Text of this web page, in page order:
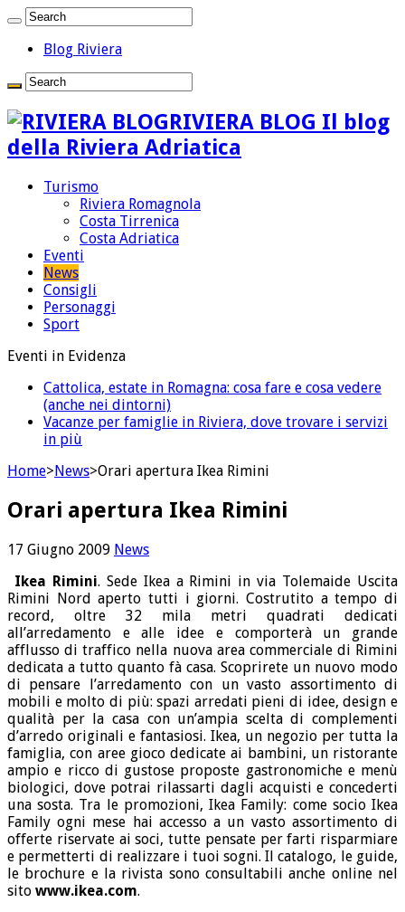
Blog Riviera
RIVIERA BLOG Il blog
della Riviera Adriatica
Turismo
Riviera Romagnola
Costa Tirrenica
Costa Adriatica
Eventi
News
Consigli
Personaggi
Sport
Eventi in Evidenza
Cattolica, estate in Romagna: cosa fare e cosa vedere
(anche nei dintorni)
Vacanze per famiglie in Riviera, dove trovare i servizi
in più
Home>News>Orari apertura Ikea Rimini
Orari apertura Ikea Rimini
17 Giugno 2009 News
Ikea Rimini. Sede Ikea a Rimini in via Tolemaide Uscita
Rimini Nord aperto tutti i giorni. Costrutito a tempo di
record, oltre 32 mila metri quadrati dedicati
all’arredamento e alle idee e comporterà un grande
afflusso di traffico nella nuova area commerciale di Rimini
dedicata a tutto quanto fà casa. Scoprirete un nuovo modo
di pensare l’arredamento con un vasto assortimento di
mobili e molto di più: spazi arredati pieni di idee, design e
qualità per la casa con un’ampia scelta di complementi
d’arredo originali e fantasiosi. Ikea, un negozio per tutta la
famiglia, con aree gioco dedicate ai bambini, un ristorante
ampio e ricco di gustose proposte gastronomiche e menù
biologici, dove potrai rilassarti dagli acquisti e concederti
una sosta. Tra le promozioni, Ikea Family: come socio Ikea
Family ogni mese hai accesso a un vasto assortimento di
offerte riservate ai soci, tutte pensate per farti risparmiare
e permetterti di realizzare i tuoi sogni. Il catalogo, le guide,
le brochure e la rivista sono consultabili anche online nel
sito www.ikea.com.